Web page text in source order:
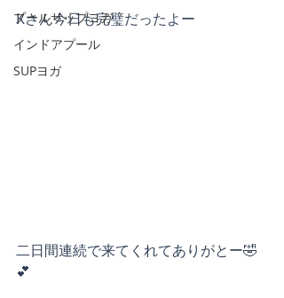
プールサップヨガ
インドアプール
SUPヨガ
Kさん今日も完璧だったよー
二日間連続で来てくれてありがとー🤣
💕